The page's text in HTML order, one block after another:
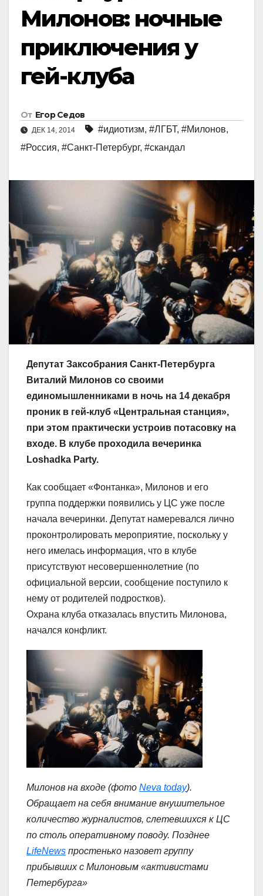
Милонов: ночные
приключения у
гей-клуба
От Егор Седов
ДЕК 14, 2014 #идиотизм, #ЛГБТ, #Милонов,
#Россия, #Санкт-Петербург, #скандал
Депутат Заксобрания Санкт-Петербурга
Виталий Милонов со своими
единомышленниками в ночь на 14 декабря
проник в гей-клуб «Центральная станция»,
при этом практически устроив потасовку на
входе. В клубе проходила вечеринка
Loshadka Party.
Как сообщает «Фонтанка», Милонов и его
группа поддержки появились у ЦС уже после
начала вечеринки. Депутат намеревался лично
проконтролировать мероприятие, поскольку у
него имелась информация, что в клубе
присутствуют несовершеннолетние (по
официальной версии, сообщение поступило к
нему от родителей подростков).
Охрана клуба отказалась впустить Милонова,
начался конфликт.
Милонов на входе (фото Neva today).
Обращает на себя внимание внушительное
количество журналистов, слетевшихся к ЦС
по столь оперативному поводу. Позднее
LifeNews простенько назовет группу
прибывших с Милоновым «активистами
Петербурга»